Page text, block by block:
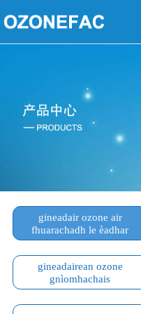
gineadair ozone air
fhuarachadh le èadhar
gineadairean ozone
gnìomhachais